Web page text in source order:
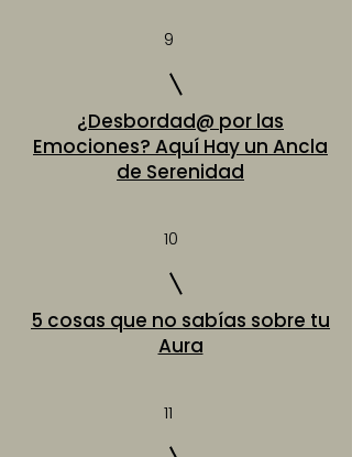
9
¿Desbordad@ por las
Emociones? Aquí Hay un Ancla
de Serenidad
10
5 cosas que no sabías sobre tu
Aura
11